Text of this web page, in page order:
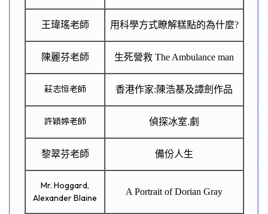
王瑋瑤老師 用科學方式瞭解糕點的為什麼?
陳麗芬老師 生死營救 The Ambulance man
莊志恒老師 香港作家: 陳浩基及譚劍作品
許穎婷老師 偵探冰室.劇
黎翠芬老師 備份人生
Mr. Hoggard,
Alexander Blaine
A Portrait of Dorian Gray